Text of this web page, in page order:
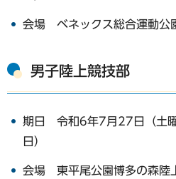
会場 ベネックス総合運動公
男子陸上競技部
期日 令和6年7月27日（土
日）
会場 東平尾公園博多の森陸